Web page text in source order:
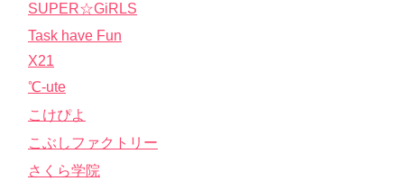
SUPER☆GiRLS
Task have Fun
X21
℃-ute
こけぴよ
こぶしファクトリー
さくら学院